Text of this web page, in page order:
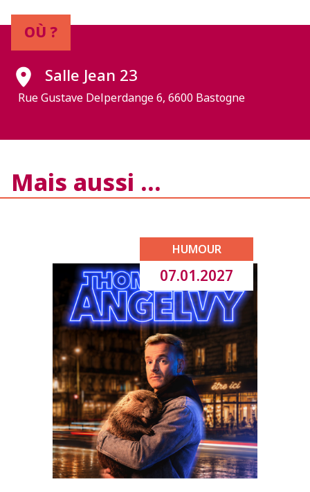
OÙ ?
Salle Jean 23
Rue Gustave Delperdange 6, 6600 Bastogne
Mais aussi …
HUMOUR
07.01.2027